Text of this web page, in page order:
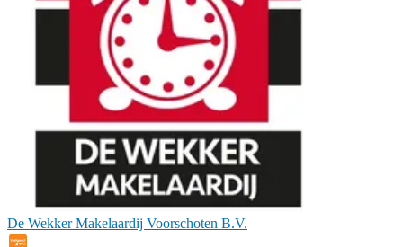
De Wekker Makelaardij Voorschoten B.V.